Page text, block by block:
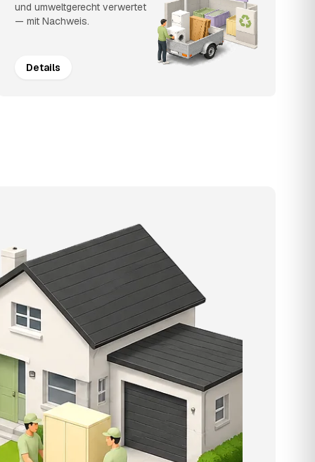
und umweltgerecht verwertet
— mit Nachweis.
Details